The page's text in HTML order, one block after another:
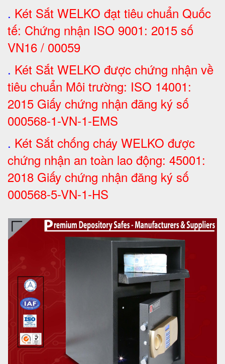
. Két Sắt WELKO đạt tiêu chuẩn Quốc
tế: Chứng nhận ISO 9001: 2015 số
VN16 / 00059
. Két Sắt WELKO được chứng nhận về
tiêu chuẩn Môi trường: ISO 14001:
2015 Giấy chứng nhận đăng ký số
000568-1-VN-1-EMS
. Két Sắt chống cháy WELKO được
chứng nhận an toàn lao động: 45001:
2018 Giấy chứng nhận đăng ký số
000568-5-VN-1-HS